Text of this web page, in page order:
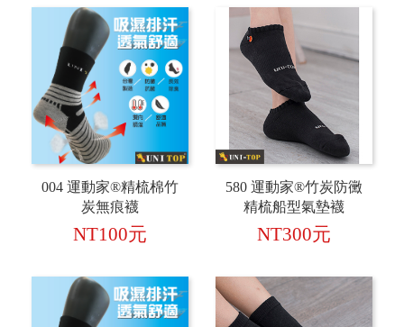
004 運動家®精梳棉竹
炭無痕襪
NT100元
580 運動家®竹炭防黴
精梳船型氣墊襪
NT300元